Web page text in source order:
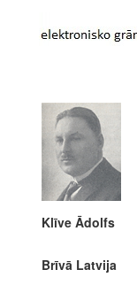
Klīve Ādolfs
Brīvā Latvija